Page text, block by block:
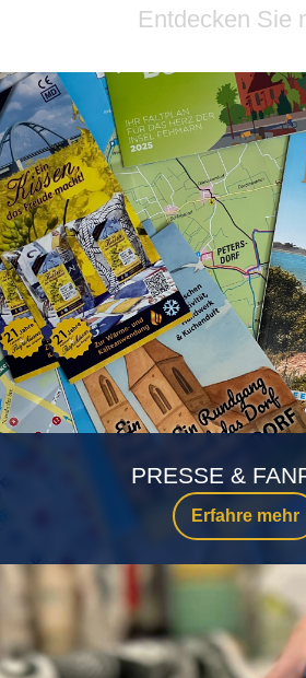
Entdecken Sie
Erfahre mehr
PRESSE &